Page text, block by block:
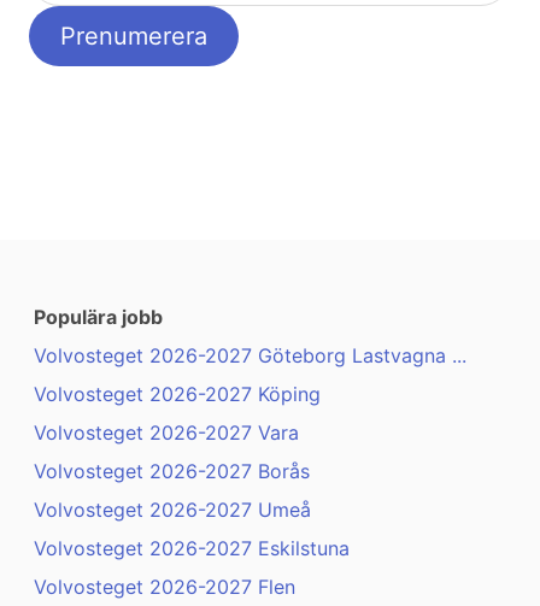
Populära jobb
Volvosteget 2026-2027 Göteborg Lastvagna ...
Volvosteget 2026-2027 Köping
Volvosteget 2026-2027 Vara
Volvosteget 2026-2027 Borås
Volvosteget 2026-2027 Umeå
Volvosteget 2026-2027 Eskilstuna
Volvosteget 2026-2027 Flen